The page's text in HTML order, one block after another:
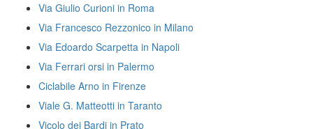
Via Giulio Curioni in Roma
Via Francesco Rezzonico in Milano
Via Edoardo Scarpetta in Napoli
Via Ferrari orsi in Palermo
Ciclabile Arno in Firenze
Viale G. Matteotti in Taranto
Vicolo dei Bardi in Prato